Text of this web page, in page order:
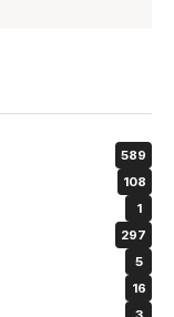
589
108
1
297
5
16